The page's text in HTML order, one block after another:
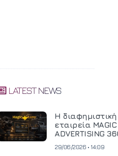
LATEST NEWS
Η διαφημιστική
εταιρεία
ADVERTISING
29/06/2026 • 14:09